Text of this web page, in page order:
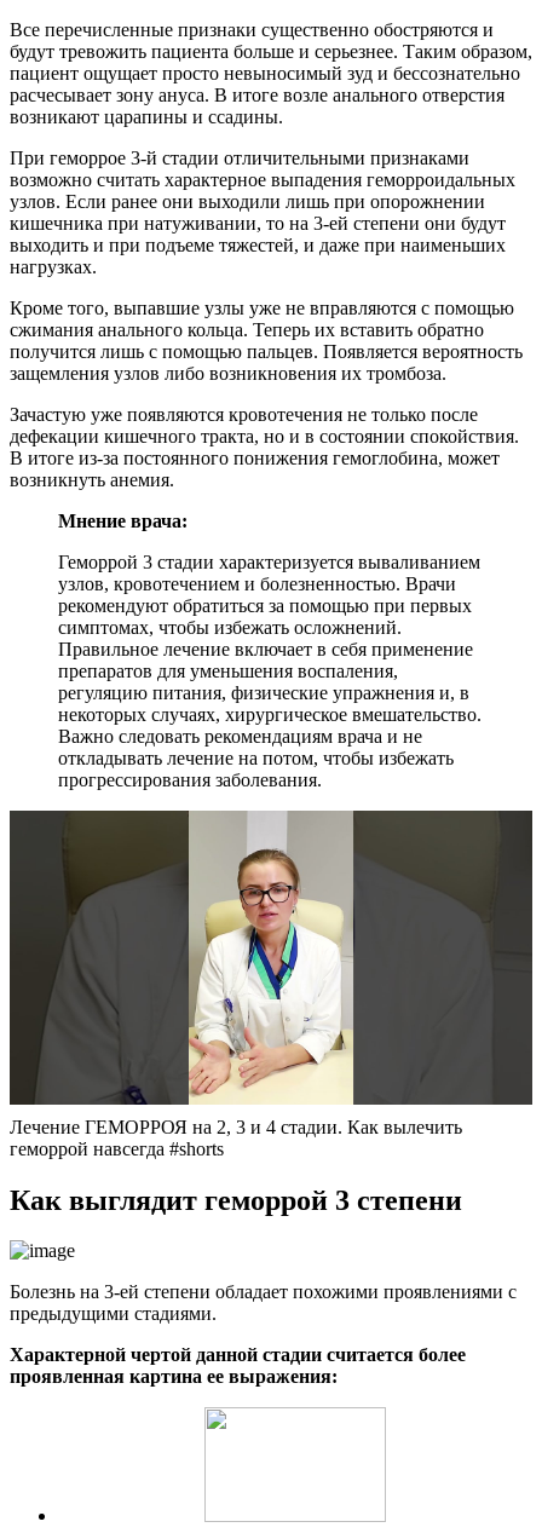
Все перечисленные признаки существенно обостряются и
будут тревожить пациента больше и серьезнее. Таким образом,
пациент ощущает просто невыносимый зуд и бессознательно
расчесывает зону ануса. В итоге возле анального отверстия
возникают царапины и ссадины.
При геморрое 3-й стадии отличительными признаками
возможно считать характерное выпадения геморроидальных
узлов. Если ранее они выходили лишь при опорожнении
кишечника при натуживании, то на 3-ей степени они будут
выходить и при подъеме тяжестей, и даже при наименьших
нагрузках.
Кроме того, выпавшие узлы уже не вправляются с помощью
сжимания анального кольца. Теперь их вставить обратно
получится лишь с помощью пальцев. Появляется вероятность
защемления узлов либо возникновения их тромбоза.
Зачастую уже появляются кровотечения не только после
дефекации кишечного тракта, но и в состоянии спокойствия.
В итоге из-за постоянного понижения гемоглобина, может
возникнуть анемия.
Мнение врача:
Геморрой 3 стадии характеризуется вываливанием
узлов, кровотечением и болезненностью. Врачи
рекомендуют обратиться за помощью при первых
симптомах, чтобы избежать осложнений.
Правильное лечение включает в себя применение
препаратов для уменьшения воспаления,
регуляцию питания, физические упражнения и, в
некоторых случаях, хирургическое вмешательство.
Важно следовать рекомендациям врача и не
откладывать лечение на потом, чтобы избежать
прогрессирования заболевания.
Лечение ГЕМОРРОЯ на 2, 3 и 4 стадии. Как вылечить
геморрой навсегда #shorts
Как выглядит геморрой 3 степени
Болезнь на 3-ей степени обладает похожими проявлениями с
предыдущими стадиями.
Характерной чертой данной стадии считается более
проявленная картина ее выражения: